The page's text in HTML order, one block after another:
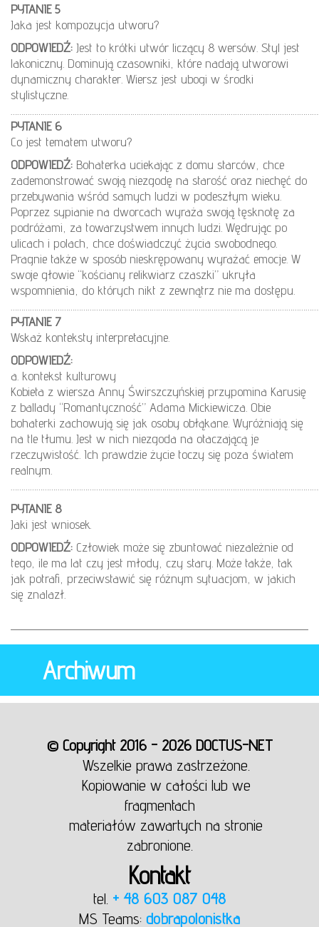
PYTANIE 5
Jaka jest kompozycja utworu?
ODPOWIEDŹ: Jest to krótki utwór liczący 8 wersów. Styl jest
lakoniczny. Dominują czasowniki, które nadają utworowi
dynamiczny charakter. Wiersz jest ubogi w środki
stylistyczne.
PYTANIE 6
Co jest tematem utworu?
ODPOWIEDŹ: Bohaterka uciekając z domu starców, chce
zademonstrować swoją niezgodę na starość oraz niechęć do
przebywania wśród samych ludzi w podeszłym wieku.
Poprzez sypianie na dworcach wyraża swoją tęsknotę za
podróżami, za towarzystwem innych ludzi. Wędrując po
ulicach i polach, chce doświadczyć życia swobodnego.
Pragnie także w sposób nieskrępowany wyrażać emocje. W
swoje głowie “kościany relikwiarz czaszki” ukryła
wspomnienia, do których nikt z zewnątrz nie ma dostępu.
PYTANIE 7
Wskaż konteksty interpretacyjne.
ODPOWIEDŹ:
a. kontekst kulturowy
Kobieta z wiersza Anny Świrszczyńskiej przypomina Karusię
z ballady “Romantyczność” Adama Mickiewicza. Obie
bohaterki zachowują się jak osoby obłąkane. Wyróżniają się
na tle tłumu. Jest w nich niezgoda na otaczającą je
rzeczywistość. Ich prawdzie życie toczy się poza światem
realnym.
PYTANIE 8
Jaki jest wniosek.
ODPOWIEDŹ: Człowiek może się zbuntować niezależnie od
tego, ile ma lat czy jest młody, czy stary. Może także, tak
jak potrafi, przeciwstawić się różnym sytuacjom, w jakich
się znalazł.
Archiwum
© Copyright 2016 - 2026 DOCTUS-NET
Wszelkie prawa zastrzeżone.
Kopiowanie w całości lub we
fragmentach
materiałów zawartych na stronie
zabronione.
Kontakt
tel. + 48 603 087 048
MS Teams: dobrapolonistka